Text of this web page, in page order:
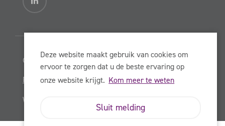
Deze website maakt gebruik van cookies om
ervoor te zorgen dat u de beste ervaring op
onze website krijgt. Kom meer te weten
Sluit melding
© Copyright Appalti BV 2026
Privacy Statement
Website: